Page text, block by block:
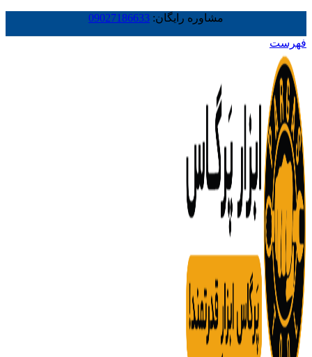
مشاوره رایگان: 09027186633
فهرست